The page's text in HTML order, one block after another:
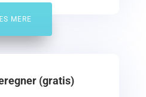
MERE
(gratis)